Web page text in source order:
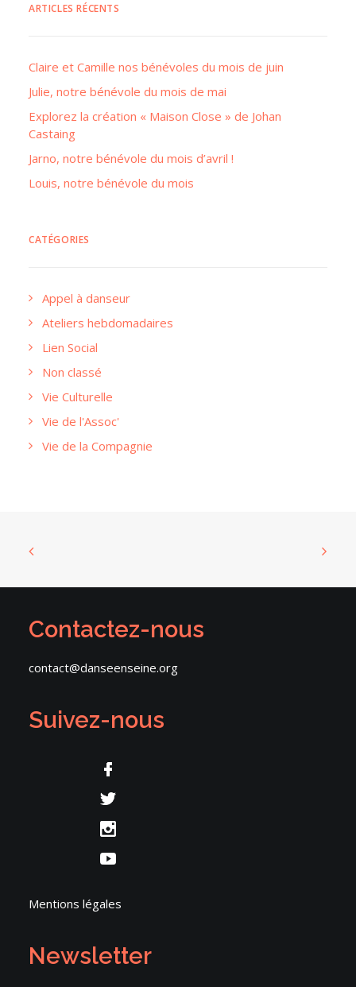
ARTICLES RÉCENTS
Claire et Camille nos bénévoles du mois de juin
Julie, notre bénévole du mois de mai
Explorez la création « Maison Close » de Johan
Castaing
Jarno, notre bénévole du mois d’avril !
Louis, notre bénévole du mois
CATÉGORIES
Appel à danseur
Ateliers hebdomadaires
Lien Social
Non classé
Vie Culturelle
Vie de l'Assoc'
Vie de la Compagnie
Contactez-nous
contact@danseenseine.org
Suivez-nous
Mentions légales
Newsletter